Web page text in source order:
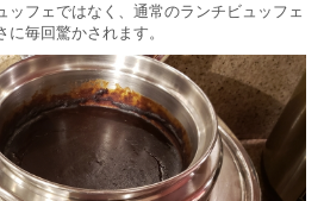
ッフェではなく、通常のランチビュッフェ
毎回驚かされます。